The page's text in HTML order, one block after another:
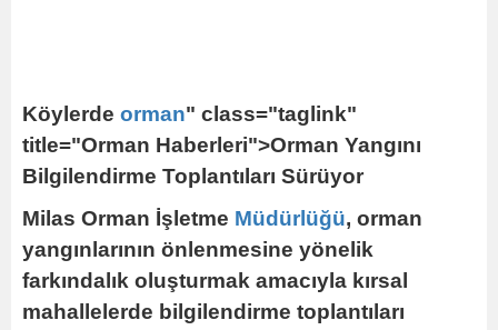
Köylerde orman" class="taglink"
title="Orman Haberleri">Orman Yangını
Bilgilendirme Toplantıları Sürüyor
Milas Orman İşletme Müdürlüğü, orman
yangınlarının önlenmesine yönelik
farkındalık oluşturmak amacıyla kırsal
mahallelerde bilgilendirme toplantıları